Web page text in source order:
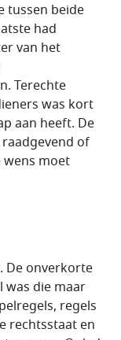
tussen beide
had
van het
Terechte
was kort
aan heeft. De
of
moet
De onverkorte
was die maar
regels
rechtsstaat en